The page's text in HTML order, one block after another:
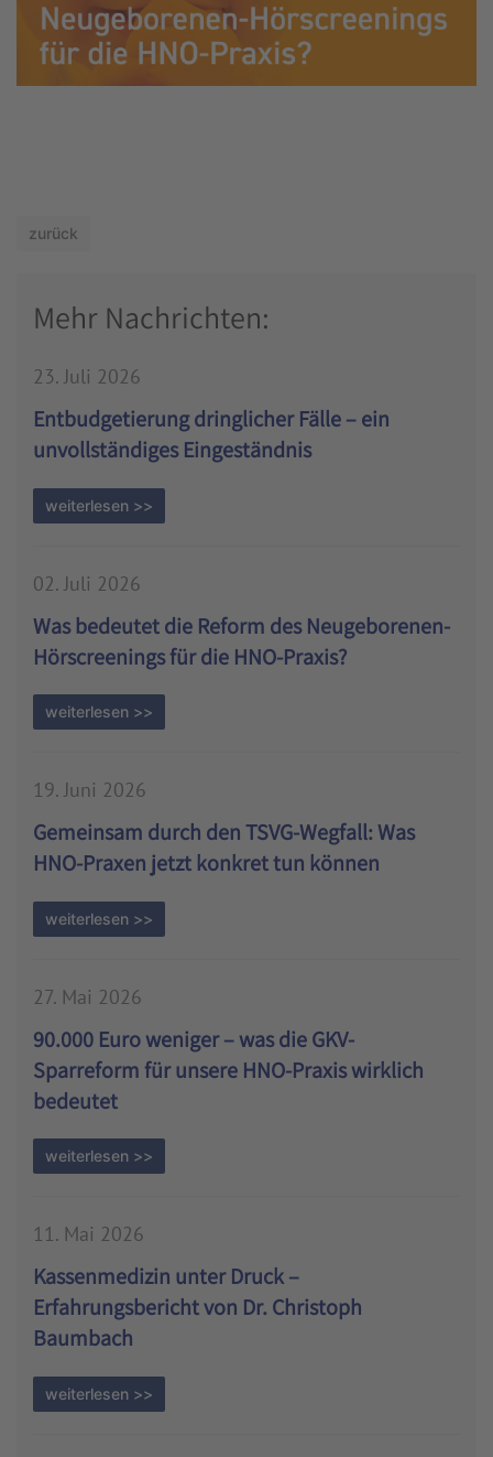
zurück
Mehr Nachrichten:
23. Juli 2026
Entbudgetierung dringlicher Fälle – ein
unvollständiges Eingeständnis
weiterlesen >>
02. Juli 2026
Was bedeutet die Reform des Neugeborenen-
Hörscreenings für die HNO-Praxis?
weiterlesen >>
19. Juni 2026
Gemeinsam durch den TSVG-Wegfall: Was
HNO-Praxen jetzt konkret tun können
weiterlesen >>
27. Mai 2026
90.000 Euro weniger – was die GKV-
Sparreform für unsere HNO-Praxis wirklich
bedeutet
weiterlesen >>
11. Mai 2026
Kassenmedizin unter Druck –
Erfahrungsbericht von Dr. Christoph
Baumbach
weiterlesen >>